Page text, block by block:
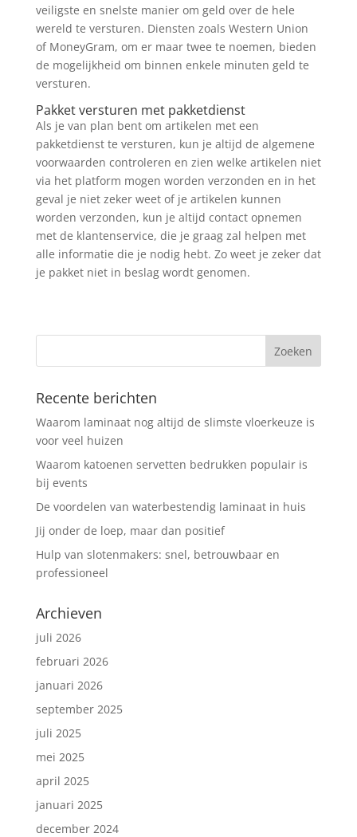
veiligste en snelste manier om geld over de hele
wereld te versturen. Diensten zoals Western Union
of MoneyGram, om er maar twee te noemen, bieden
de mogelijkheid om binnen enkele minuten geld te
versturen.
Pakket versturen met pakketdienst
Als je van plan bent om artikelen met een
pakketdienst te versturen, kun je altijd de algemene
voorwaarden controleren en zien welke artikelen niet
via het platform mogen worden verzonden en in het
geval je niet zeker weet of je artikelen kunnen
worden verzonden, kun je altijd contact opnemen
met de klantenservice, die je graag zal helpen met
alle informatie die je nodig hebt. Zo weet je zeker dat
je pakket niet in beslag wordt genomen.
Recente berichten
Waarom laminaat nog altijd de slimste vloerkeuze is
voor veel huizen
Waarom katoenen servetten bedrukken populair is
bij events
De voordelen van waterbestendig laminaat in huis
Jij onder de loep, maar dan positief
Hulp van slotenmakers: snel, betrouwbaar en
professioneel
Archieven
juli 2026
februari 2026
januari 2026
september 2025
juli 2025
mei 2025
april 2025
januari 2025
december 2024